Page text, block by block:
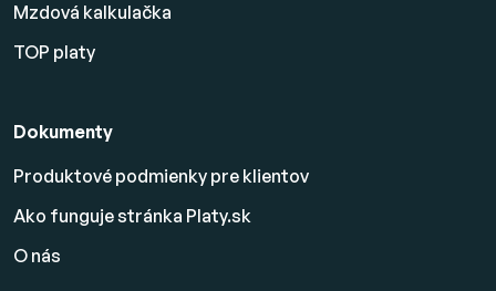
Mzdová kalkulačka
TOP platy
Dokumenty
Produktové podmienky pre klientov
Ako funguje stránka Platy.sk
O nás